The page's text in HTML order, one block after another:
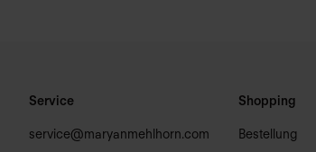
Service
service@maryanmehlhorn.com
Shopping
Bestellung